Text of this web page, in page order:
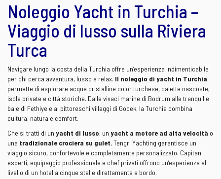
Noleggio Yacht in Turchia –
Viaggio di lusso sulla Riviera
Turca
Navigare lungo la costa della Turchia offre un’esperienza indimenticabile
per chi cerca avventura, lusso e relax. Il noleggio di yacht in Turchia
permette di esplorare acque cristalline color turchese, calette nascoste,
isole private e città storiche. Dalle vivaci marine di Bodrum alle tranquille
baie di Fethiye e ai pittoreschi villaggi di Göcek, la Turchia combina
cultura, natura e comfort.
Che si tratti di un yacht di lusso, un yacht a motore ad alta velocità o
una tradizionale crociera su gulet, Tengri Yachting garantisce un
viaggio sicuro, confortevole e completamente personalizzato. Capitani
esperti, equipaggio professionale e chef privati offrono un’esperienza al
livello di un hotel a cinque stelle direttamente a bordo.